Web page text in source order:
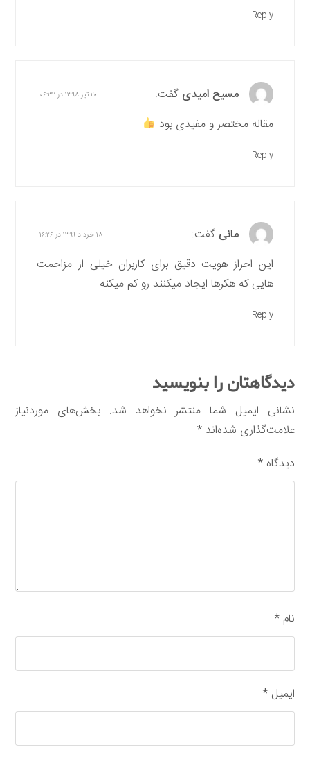
Reply
مسیح امیدی گفت: ۲۰ تیر ۱۳۹۸ در ۰۶:۳۲
مقاله مختصر و مفیدی بود
Reply
مانی گفت: ۱۸ خرداد ۱۳۹۹ در ۱۶:۲۶
این احراز هویت دقیق برای کاربران خیلی از مزاحمت
هایی که هکرها ایجاد میکنند رو کم میکنه
Reply
دیدگاهتان را بنویسید
نشانی ایمیل شما منتشر نخواهد شد. بخش‌های موردنیاز
علامت‌گذاری شده‌اند*
دیدگاه*
نام*
ایمیل*